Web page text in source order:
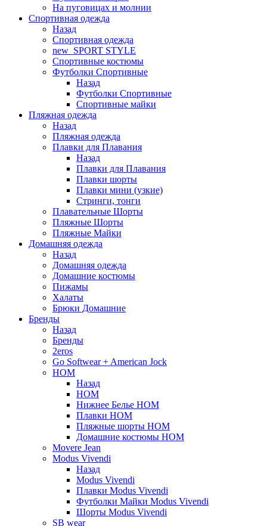
На пуговицах и молнии
Спортивная одежда
Назад
Спортивная одежда
new_SPORT STYLE
Спортивные костюмы
Футболки Спортивные
Назад
Футболки Спортивные
Спортивные майки
Пляжная одежда
Назад
Пляжная одежда
Плавки для Плавания
Назад
Плавки для Плавания
Плавки шорты
Плавки мини (узкие)
Стринги, тонги
Плавательные Шорты
Пляжные Шорты
Пляжные Майки
Домашняя одежда
Назад
Домашняя одежда
Домашние костюмы
Пижамы
Халаты
Брюки Домашние
Бренды
Назад
Бренды
2eros
Go Softwear + American Jock
HOM
Назад
HOM
Нижнее Белье HOM
Плавки HOM
Пляжные шорты HOM
Домашние костюмы HOM
Movere Jean
Modus Vivendi
Назад
Modus Vivendi
Плавки Modus Vivendi
Футболки Майки Modus Vivendi
Шорты Modus Vivendi
SB wear